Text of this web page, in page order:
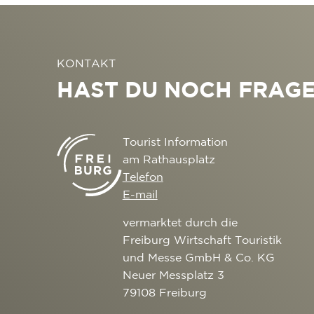
KONTAKT
HAST DU NOCH
Tourist Information
am Rathausplatz
Telefon
E-mail
vermarktet durch die
Freiburg Wirtschaft Touristik
und Messe GmbH & Co. KG
Neuer Messplatz 3
79108 Freiburg